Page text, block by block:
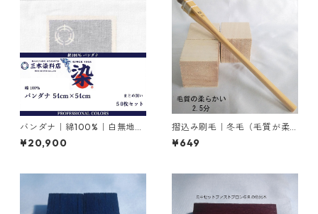
バンダナ｜綿100%｜白無地｜
54cm×54cm｜50枚×1セット
¥20,900
摺込み刷毛｜冬毛（毛質が柔
らかい）2.5分
¥649